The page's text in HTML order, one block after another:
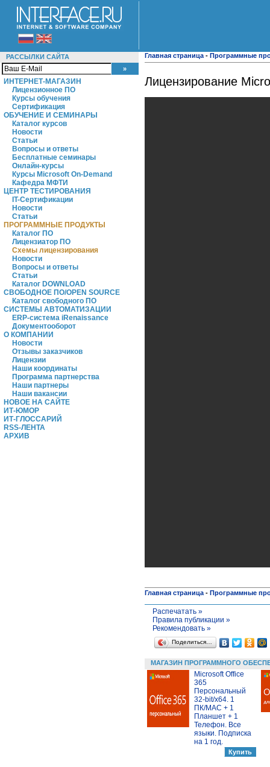
РАССЫЛКИ САЙТА
ИНТЕРНЕТ-МАГАЗИН
Лицензионное ПО
Курсы обучения
Сертификация
ОБУЧЕНИЕ И СЕМИНАРЫ
Каталог курсов
Новости
Статьи
Вопросы и ответы
Бесплатные семинары
Онлайн-курсы
Курсы Microsoft On-Demand
Кафедра МФТИ
ЦЕНТР ТЕСТИРОВАНИЯ
IT-Сертификации
Новости
Статьи
ПРОГРАММНЫЕ ПРОДУКТЫ
Каталог ПО
Лицензиатор ПО
Схемы лицензирования
Новости
Вопросы и ответы
Статьи
Каталог DOWNLOAD
СВОБОДНОЕ ПО/OPEN SOURCE
Каталог свободного ПО
СИСТЕМЫ АВТОМАТИЗАЦИИ
ERP-система iRenaissance
Документооборот
О КОМПАНИИ
Новости
Отзывы заказчиков
Лицензии
Наши координаты
Программа партнерства
Наши партнеры
Наши вакансии
НОВОЕ НА САЙТЕ
ИТ-ЮМОР
ИТ-ГЛОССАРИЙ
RSS-ЛЕНТА
АРХИВ
Главная страница - Программные
Лицензирование
Главная страница - Программные
Распечатать »
Правила публикации »
Рекомендовать »
Поделиться…
МАГАЗИН ПРОГРАММНОГО
Microsoft Office
365
Персональный
32-bit/x64. 1
ПК/MAC + 1
Планшет + 1
Телефон. Все
языки. Подписка
на 1 год.